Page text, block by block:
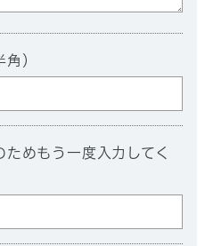
）
ためもう一度入力してく